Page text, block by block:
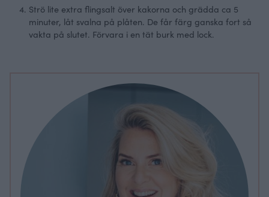
Strö lite extra flingsalt över kakorna och grädda ca 5
minuter, låt svalna på plåten. De får färg ganska fort så
vakta på slutet. Förvara i en tät burk med lock.